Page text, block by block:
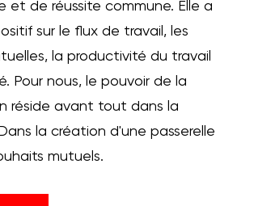
et de réussite commune. Elle a
sur le flux de travail, les
la productivité du travail
Pour nous, le pouvoir de la
réside avant tout dans la
la création d'une passerelle
mutuels.